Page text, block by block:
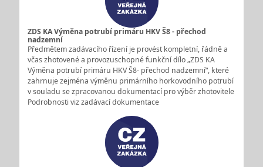
ZDS KA Výměna potrubí primáru HKV Š8 - přechod
nadzemní
Předmětem zadávacího řízení je provést kompletní, řádně a
včas zhotovené a provozuschopné funkční dílo „ZDS KA
Výměna potrubí primáru HKV Š8- přechod nadzemní“, které
zahrnuje zejména výměnu primárního horkovodního potrubí
v souladu se zpracovanou dokumentací pro výběr zhotovitele
Podrobnosti viz zadávací dokumentace